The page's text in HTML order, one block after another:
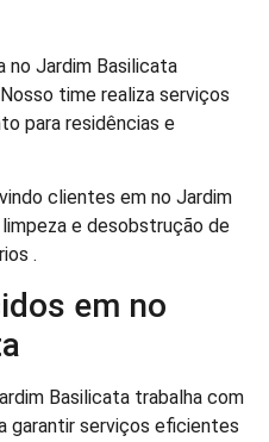
no Jardim Basilicata
time realiza serviços
para residências e
clientes em no Jardim
e desobstrução de
.
em no
Basilicata trabalha com
garantir serviços eficientes